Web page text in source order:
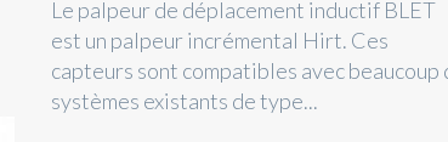
Le palpeur de déplacement inductif BLET
est un palpeur incrémental Hirt. Ces
capteurs sont compatibles avec beaucoup
systèmes existants de type...